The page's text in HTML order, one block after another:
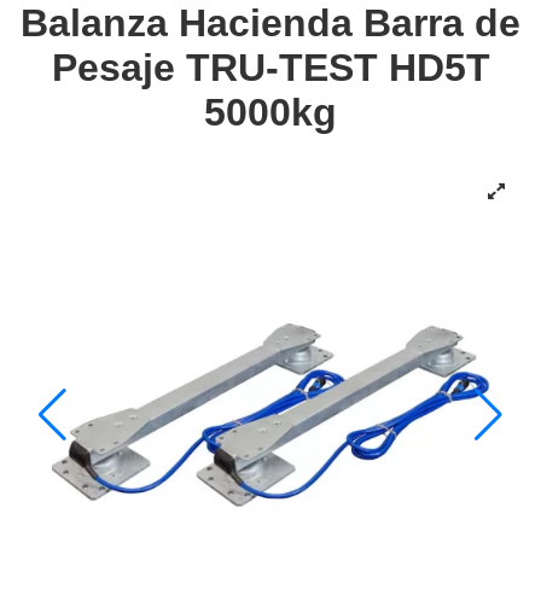
Balanza Hacienda Barra de
Pesaje TRU-TEST HD5T
5000kg